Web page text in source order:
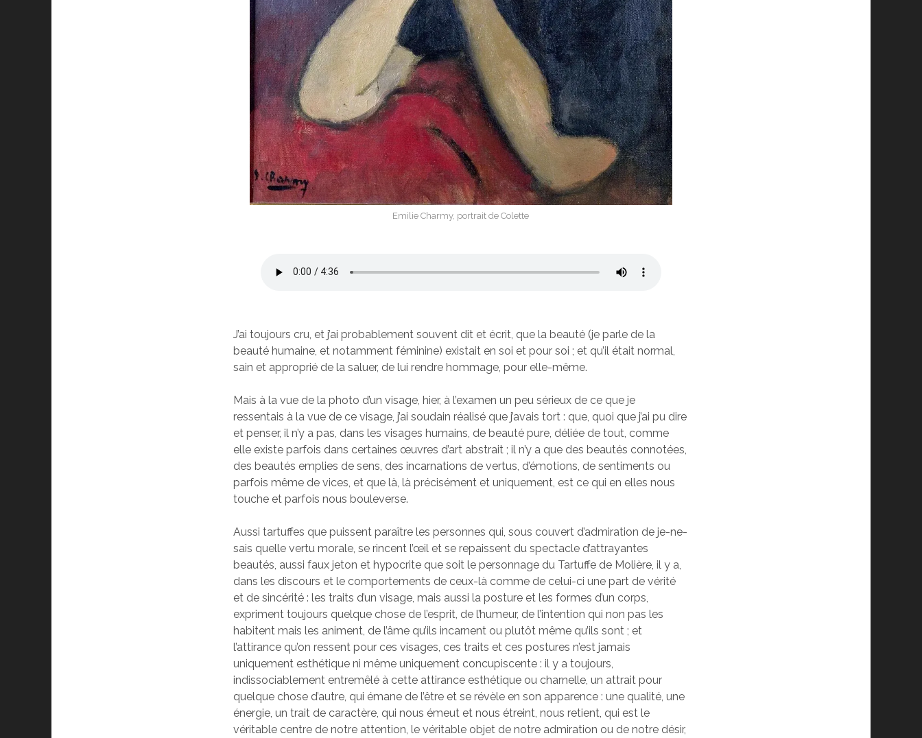
Emilie Charmy, portrait de Colette
J’ai toujours cru, et j’ai probablement souvent dit et écrit, que la beauté (je parle de la
beauté humaine, et notamment féminine) existait en soi et pour soi ; et qu’il était normal,
sain et approprié de la saluer, de lui rendre hommage, pour elle-même.
Mais à la vue de la photo d’un visage, hier, à l’examen un peu sérieux de ce que je
ressentais à la vue de ce visage, j’ai soudain réalisé que j’avais tort : que, quoi que j’ai pu dire
et penser, il n’y a pas, dans les visages humains, de beauté pure, déliée de tout, comme
elle existe parfois dans certaines œuvres d’art abstrait ; il n’y a que des beautés connotées,
des beautés emplies de sens, des incarnations de vertus, d’émotions, de sentiments ou
parfois même de vices, et que là, là précisément et uniquement, est ce qui en elles nous
touche et parfois nous bouleverse.
Aussi tartuffes que puissent paraître les personnes qui, sous couvert d’admiration de je-ne-
sais quelle vertu morale, se rincent l’œil et se repaissent du spectacle d’attrayantes
beautés, aussi faux jeton et hypocrite que soit le personnage du Tartuffe de Molière, il y a,
dans les discours et le comportements de ceux-là comme de celui-ci une part de vérité
et de sincérité : les traits d’un visage, mais aussi la posture et les formes d’un corps,
expriment toujours quelque chose de l’esprit, de l’humeur, de l’intention qui non pas les
habitent mais les animent, de l’âme qu’ils incarnent ou plutôt même qu’ils sont ; et
l’attirance qu’on ressent pour ces visages, ces traits et ces postures n’est jamais
uniquement esthétique ni même uniquement concupiscente : il y a toujours,
indissociablement entremêlé à cette attirance esthétique ou charnelle, un attrait pour
quelque chose d’autre, qui émane de l’être et se révèle en son apparence : une qualité, une
énergie, un trait de caractère, qui nous émeut et nous étreint, nous retient, qui est le
véritable centre de notre attention, le véritable objet de notre admiration ou de notre désir,